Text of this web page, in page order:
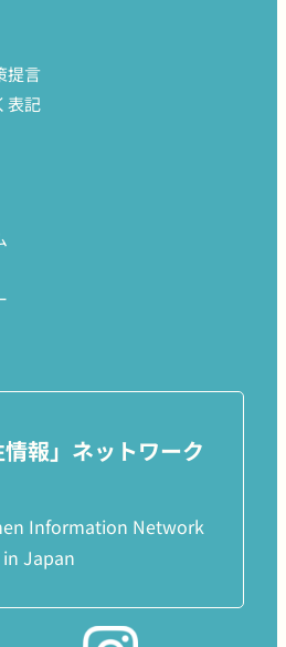
提言
表記
情報」ネットワーク
Information Network
in Japan